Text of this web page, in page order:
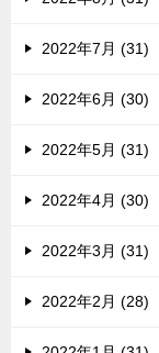
2022年7月 (31)
2022年6月 (30)
2022年5月 (31)
2022年4月 (30)
2022年3月 (31)
2022年2月 (28)